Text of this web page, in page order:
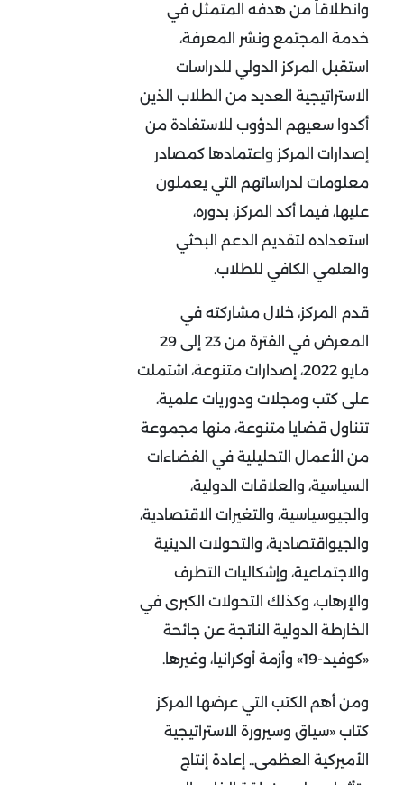
وانطلاقاً من هدفه المتمثل في
خدمة المجتمع ونشر المعرفة،
استقبل المركز الدولي للدراسات
الاستراتيجية العديد من الطلاب الذين
أكدوا سعيهم الدؤوب للاستفادة من
إصدارات المركز واعتمادها كمصادر
معلومات لدراساتهم التي يعملون
عليها، فيما أكد المركز، بدوره،
استعداده لتقديم الدعم البحثي
والعلمي الكافي للطلاب.
قدم المركز، خلال مشاركته في
المعرض في الفترة من 23 إلى 29
مايو 2022، إصدارات متنوعة، اشتملت
على كتب ومجلات ودوريات علمية،
تتناول قضايا متنوعة، منها مجموعة
من الأعمال التحليلية في الفضاءات
السياسية، والعلاقات الدولية،
والجيوسياسية، والتغيرات الاقتصادية،
والجيواقتصادية، والتحولات الدينية
والاجتماعية، وإشكاليات التطرف
والإرهاب، وكذلك التحولات الكبرى في
الخارطة الدولية الناتجة عن جائحة
«كوفيد-19» وأزمة أوكرانيا، وغيرها.
ومن أهم الكتب التي عرضها المركز
كتاب «سياق وسيرورة الاستراتيجية
الأميركية العظمى.. إعادة إنتاج